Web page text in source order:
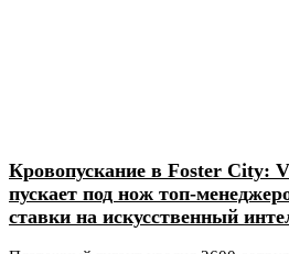
Кровопускание в Foster City:
пускает под нож топ-
ставки на искусственный